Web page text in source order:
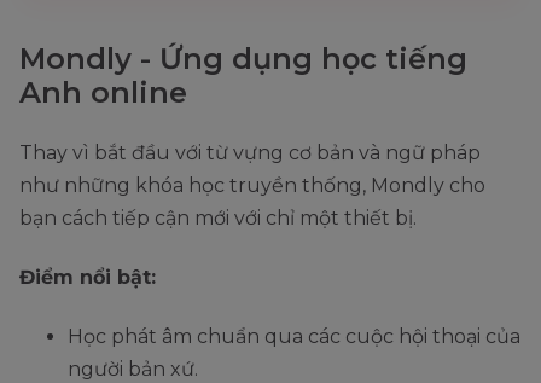
Mondly - Ứng dụng học tiếng
Anh online
Thay vì bắt đầu với từ vựng cơ bản và ngữ pháp
như những khóa học truyền thống, Mondly cho
bạn cách tiếp cận mới với chỉ một thiết bị.
Điểm nổi bật:
Học phát âm chuẩn qua các cuộc hội thoại của
người bản xứ.